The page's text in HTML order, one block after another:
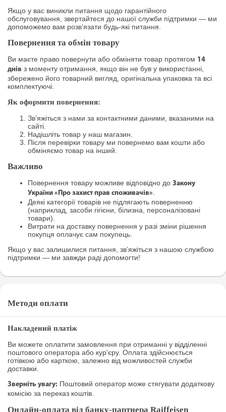
Якщо у вас виникли питання щодо гарантійного
обслуговування, звертайтеся до нашої служби підтримки — ми
допоможемо вам розв’язати будь-які питання.
Повернення та обмін товару
Ви маєте право повернути або обміняти товар протягом 14
днів з моменту отримання, якщо він не був у використанні,
збережено його товарний вигляд, оригінальна упаковка та всі
комплектуючі.
Як оформити повернення:
Зв’яжіться з нами за контактними даними, вказаними на
сайті.
Надішліть товар у наш магазин.
Після перевірки товару ми повернемо вам кошти або
обміняємо товар на інший.
Важливо
Повернення товару можливе відповідно до Закону
України «Про захист прав споживачів».
Деякі категорії товарів не підлягають поверненню
(наприклад, засоби гігієни, білизна, персоналізовані
товари).
Витрати на доставку повернення у разі зміни рішення
покупця оплачує сам покупець.
Якщо у вас залишилися питання, зв’яжіться з нашою службою
підтримки — ми завжди раді допомогти!
Методи оплати
Накладений платіж
Ви можете оплатити замовлення при отриманні у відділенні
поштового оператора або кур'єру. Оплата здійснюється
готівкою або карткою, залежно від можливостей служби
доставки.
Зверніть увагу: Поштовий оператор може стягувати додаткову
комісію за переказ коштів.
Онлайн-оплата від банку-партнера Raiffeisen